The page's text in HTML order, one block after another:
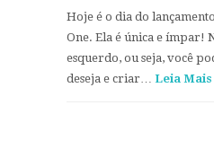
Hoje é o dia do
One. Ela é única e ímpar!
esquerdo, ou seja, você
deseja e criar… Leia Mais